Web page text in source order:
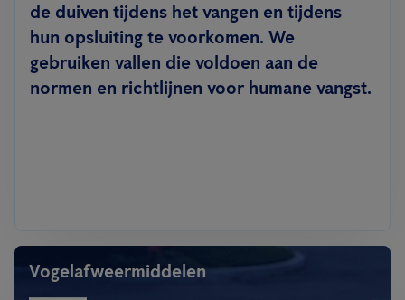
de duiven tijdens het vangen en tijdens
hun opsluiting te voorkomen. We
gebruiken vallen die voldoen aan de
normen en richtlijnen voor humane vangst.
Vogelafweermiddelen